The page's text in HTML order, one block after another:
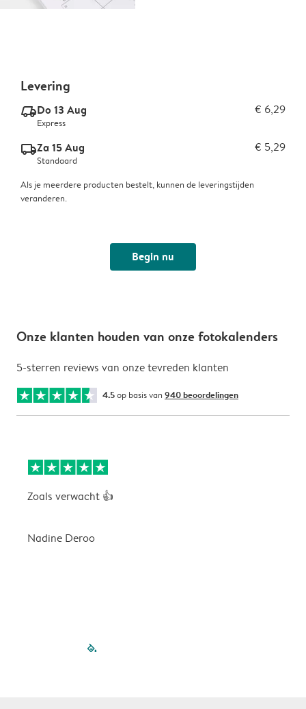
Levering
delivery_express_v2Do 13 Aug € 6,29
Express
delivery_standard_v2Za 15 Aug € 5,29
Standaard
Als je meerdere producten bestelt, kunnen de leveringstijden
veranderen.
Begin nu
Onze klanten houden van onze fotokalenders
5-sterren reviews van onze tevreden klanten
4.5op basis van 940 beoordelingen
Zoals verwacht 👍
Nadine Deroo
filled-pagination